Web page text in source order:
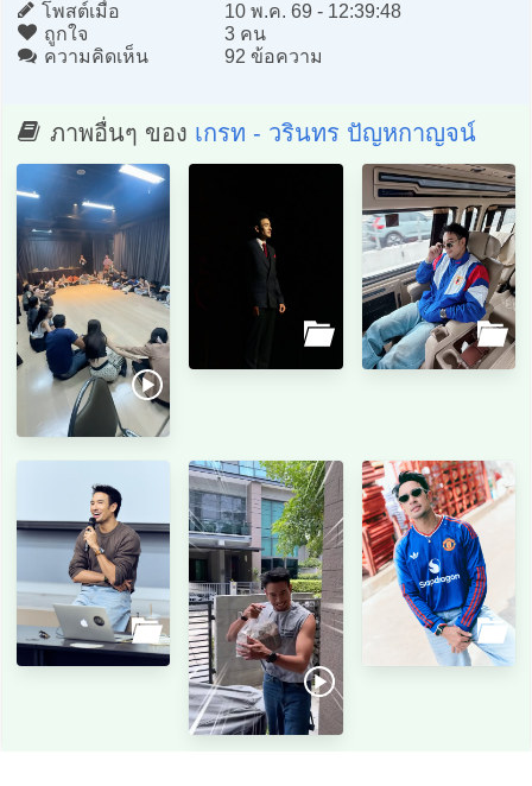
โพสต์เมื่อ
10 พ.ค. 69 - 12:39:48
ถูกใจ
3 คน
ความคิดเห็น
92 ข้อความ
ภาพอื่นๆ ของ เกรท - วรินทร ปัญหกาญจน์